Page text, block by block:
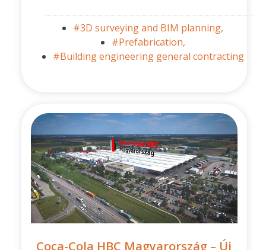
#3D surveying and BIM planning,
#Prefabrication,
#Building engineering general contracting
Coca-Cola HBC Magyarország – Új